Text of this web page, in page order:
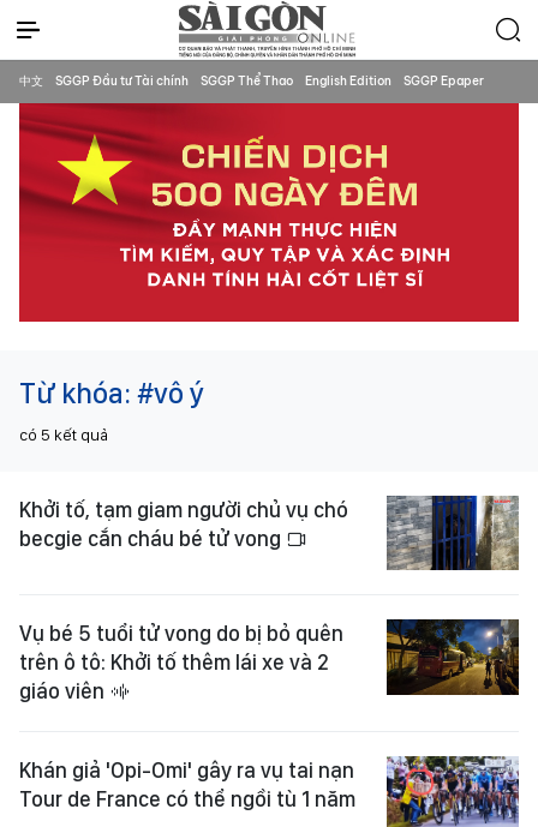
中文 SGGP Đầu tư Tài chính SGGP Thể Thao English Edition SGGP Epaper
Từ khóa: #vô ý
có 5 kết quả
Khởi tố, tạm giam người chủ vụ chó
becgie cắn cháu bé tử vong
Vụ bé 5 tuổi tử vong do bị bỏ quên
trên ô tô: Khởi tố thêm lái xe và 2
giáo viên
Khán giả 'Opi-Omi' gây ra vụ tai nạn
Tour de France có thể ngồi tù 1 năm